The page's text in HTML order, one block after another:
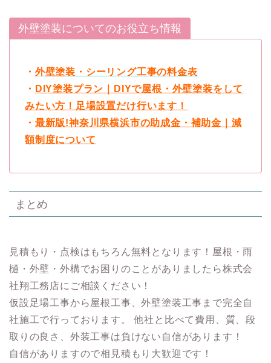
外壁塗装についてのお役立ち情報
・ 外壁塗装・シーリング工事の料金表
・ DIY塗装プラン｜DIYで屋根・外壁塗装をして
みたい方！足場設置だけ行います！
・ 最新版!神奈川県横浜市の助成金・補助金｜減
額制度について
まとめ
見積もり・点検はもちろん無料となります！屋根・雨
樋・外壁・外構でお困りのことがありましたら株式会
社翔工務店にご相談ください！
仮設足場工事から屋根工事、外壁塗装工事まで完全自
社施工で行っております。 他社と比べて費用、質、段
取りの良さ、外装工事は負けない自信があります！
自信がありますので相見積もり大歓迎です！